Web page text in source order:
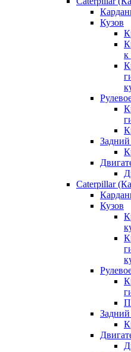
Кузов
к
Caterpillar
Кузов